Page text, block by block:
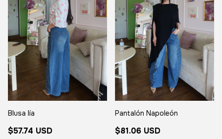
Blusa lía
$57.74 USD
Pantalón Napoleón
$81.06 USD